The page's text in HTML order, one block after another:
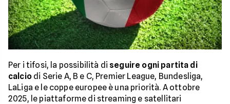
Per i tifosi, la possibilità di seguire ogni partita di
calciodi Serie A, B e C, Premier League, Bundesliga,
LaLiga e le coppe europee è una priorità. A ottobre
2025, le piattaforme di streaming e satellitari